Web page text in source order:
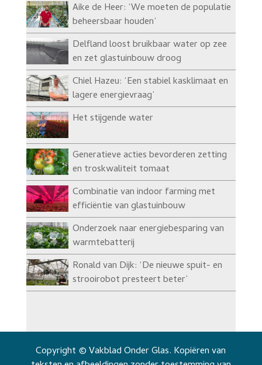
Aike de Heer: ‘We moeten de populatie
beheersbaar houden’
Delfland loost bruikbaar water op zee
en zet glastuinbouw droog
Chiel Hazeu: ‘Een stabiel kasklimaat en
lagere energievraag’
Het stijgende water
Generatieve acties bevorderen zetting
en troskwaliteit tomaat
Combinatie van indoor farming met
efficiëntie van glastuinbouw
Onderzoek naar energiebesparing van
warmtebatterij
Ronald van Dijk: ‘De nieuwe spuit- en
strooirobot presteert beter’
Copyright © Vakblad Onder Glas. Kopiëren van